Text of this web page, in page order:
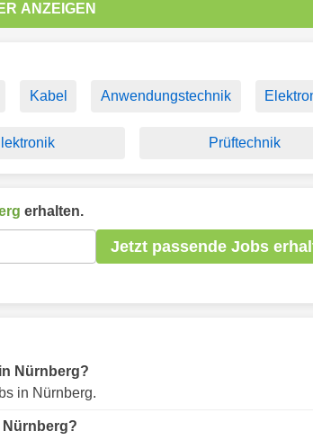
ANZEIGEN
Kabel Anwendungstechnik
Prüftechnik
erhalten.
Jetzt passende Jobs
Nürnberg?
in Nürnberg.